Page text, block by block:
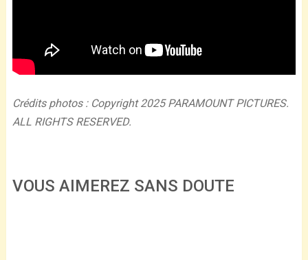
Crédits photos : Copyright 2025 PARAMOUNT PICTURES.
ALL RIGHTS RESERVED.
VOUS AIMEREZ SANS DOUTE